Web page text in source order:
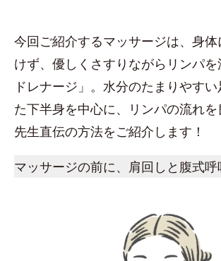
今回ご紹介するマッサージは、身
けず、優しくさすりながらリンパ
ドレナージ」。水分のたまりやす
た下半身を中心に、リンパの流れ
先生直伝の方法をご紹介します！
マッサージの前に、肩回しと腹式